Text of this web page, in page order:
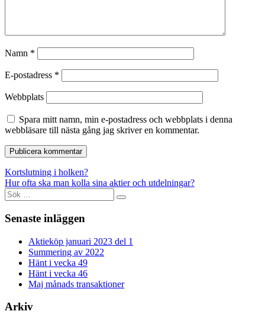
Namn *
E-postadress *
Webbplats
Spara mitt namn, min e-postadress och webbplats i denna
webbläsare till nästa gång jag skriver en kommentar.
Inläggsnavigering
Kortslutning i holken?
Hur ofta ska man kolla sina aktier och utdelningar?
Sök
efter:
Senaste inläggen
Aktieköp januari 2023 del 1
Summering av 2022
Hänt i vecka 49
Hänt i vecka 46
Maj månads transaktioner
Arkiv